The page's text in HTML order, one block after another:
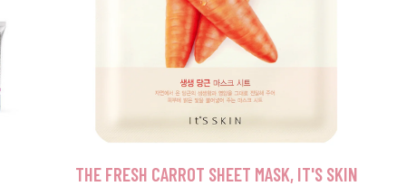
THE FRESH CARROT SHEET MASK, IT'S SKIN